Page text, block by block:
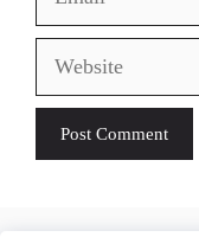
Website